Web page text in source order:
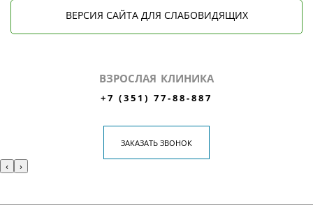
ВЕРСИЯ САЙТА ДЛЯ СЛАБОВИДЯЩИХ
ВЗРОСЛАЯ КЛИНИКА
+7 (351) 77-88-887
ЗАКАЗАТЬ ЗВОНОК
‹ ›